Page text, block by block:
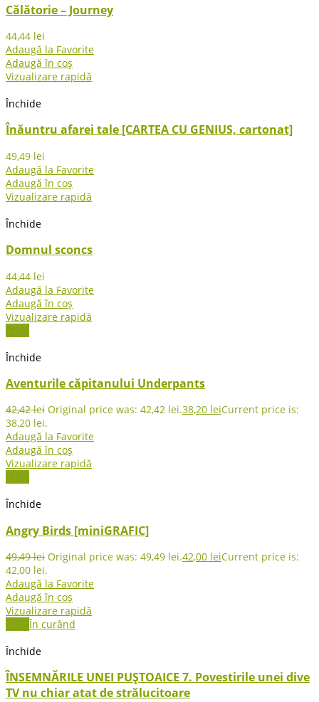
Călătorie – Journey
44,44 lei
Adaugă la Favorite
Adaugă în coș
Vizualizare rapidă
Închide
Înăuntru afarei tale [CARTEA CU GENIUS, cartonat]
49,49 lei
Adaugă la Favorite
Adaugă în coș
Vizualizare rapidă
Închide
Domnul sconcs
44,44 lei
Adaugă la Favorite
Adaugă în coș
Vizualizare rapidă
-10%
Închide
Aventurile căpitanului Underpants
42,42lei Original price was: 42,42 lei.38,20 leiCurrent price is:
38,20 lei.
Adaugă la Favorite
Adaugă în coș
Vizualizare rapidă
-15%
Închide
Angry Birds [miniGRAFIC]
49,49lei Original price was: 49,49 lei.42,00 leiCurrent price is:
42,00 lei.
Adaugă la Favorite
Adaugă în coș
Vizualizare rapidă
-10% În curând
Închide
ÎNSEMNĂRILE UNEI PUȘTOAICE 7. Povestirile unei dive
TV nu chiar atat de strălucitoare